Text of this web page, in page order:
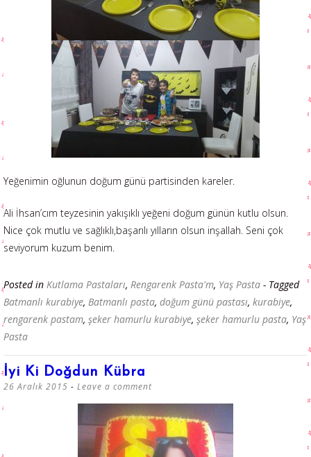
Yeğenimin oğlunun doğum günü partisinden kareler.
Ali İhsan’cım teyzesinin yakışıklı yeğeni doğum günün kutlu olsun.
Nice çok mutlu ve sağlıklı,başarılı yılların olsun inşallah. Seni çok
seviyorum kuzum benim.
Posted in Kutlama Pastaları, Rengarenk Pasta'm, Yaş Pasta - Tagged
Batmanlı kurabiye, Batmanlı pasta, doğum günü pastası, kurabiye,
rengarenk pastam, şeker hamurlu kurabiye, şeker hamurlu pasta, Yaş
Pasta
İyi Ki Doğdun Kübra
26 Aralık 2015 Leave a comment